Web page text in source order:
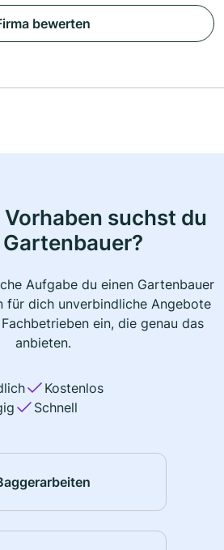
bewerten
suchst du
Aufgabe du einen Gartenbauer
für dich unverbindliche Angebote
ein, die genau das
anbieten.
Kostenlos
Schnell